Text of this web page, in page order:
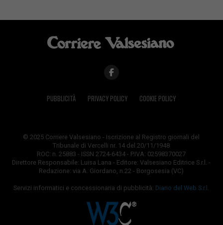
PUBBLICITÀ PRIVACY POLICY COOKIE POLICY
© 2025 Corriere Valsesiano - Iscrizione al Registro giornali del
Tribunale di Vercelli nr. 14 del 20/11/1948
ROC: n. 25883 - ISSN 2724-6434 - P.IVA: 02598370027
Direttore Responsabile: Luisa Lana - Editore: Valsesiano Editrice S.r.l. -
Redazione: via A. Giordano, n.22 - Borgosesia (VC)
Servizi informatici e concessionaria di pubblicità: Diario del Web S.r.l.